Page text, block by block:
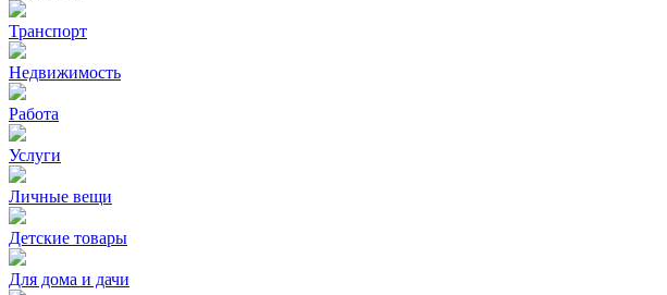
Транспорт
Недвижимость
Работа
Услуги
Личные вещи
Детские товары
Для дома и дачи